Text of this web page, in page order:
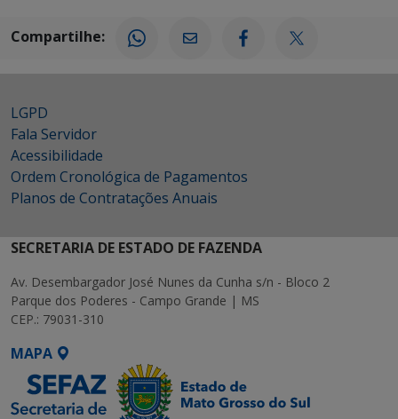
Compartilhe:
LGPD
Fala Servidor
Acessibilidade
Ordem Cronológica de Pagamentos
Planos de Contratações Anuais
SECRETARIA DE ESTADO DE FAZENDA
Av. Desembargador José Nunes da Cunha s/n - Bloco 2
Parque dos Poderes - Campo Grande | MS
CEP.: 79031-310
MAPA